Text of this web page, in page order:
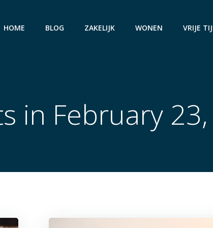
HOME BLOG ZAKELIJK WONEN VRIJE
in February